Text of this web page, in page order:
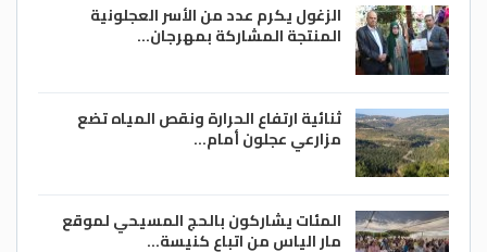
الزغول يكرم عدد من الأسر العجلونية
المنتجة المشاركة بمهرجان…
ثنائية ارتفاع الحرارة ونقص المياه تضع
مزارعي عجلون أمام…
المئات يشاركون بالحج المسيحي لموقع
مار الياس من اتباع كنيسة…